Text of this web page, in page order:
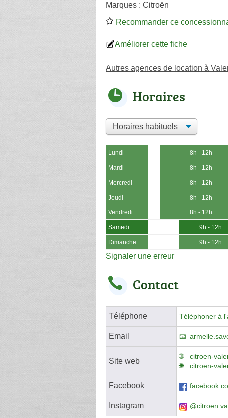
Marques : Citroën
Recommander ce
Améliorer cette fiche
Autres agences de location à
Horaires
Lundi 8h - 12h
Mardi 8h - 12h
Mercredi 8h - 12h
Jeudi 8h - 12h
Vendredi 8h - 12h
Samedi 9h - 12h
Dimanche 9h - 12h
Signaler une erreur
Contact
Téléphone Téléphoner à
Email
Site web
citroen-
citroen-
Facebook
Instagram